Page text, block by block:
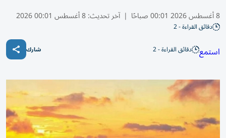
8 أغسطس 2026 00:01 صباحًا | آخر تحديث:8 أغسطس 00:01 2026
دقائق القراءة - 2
استمع دقائق القراءة - 2 شارك